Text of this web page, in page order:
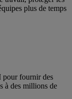
plus de temps
fournir des
à des millions de